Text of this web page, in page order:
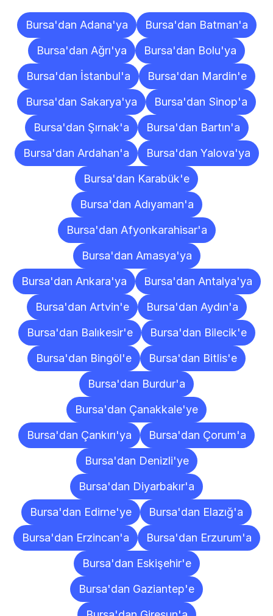
Bursa'dan Adana'ya
Bursa'dan Batman'a
Bursa'dan Ağrı'ya
Bursa'dan Bolu'ya
Bursa'dan İstanbul'a
Bursa'dan Mardin'e
Bursa'dan Sakarya'ya
Bursa'dan Sinop'a
Bursa'dan Şırnak'a
Bursa'dan Bartın'a
Bursa'dan Ardahan'a
Bursa'dan Yalova'ya
Bursa'dan Karabük'e
Bursa'dan Adıyaman'a
Bursa'dan Afyonkarahisar'a
Bursa'dan Amasya'ya
Bursa'dan Ankara'ya
Bursa'dan Antalya'ya
Bursa'dan Artvin'e
Bursa'dan Aydın'a
Bursa'dan Balıkesir'e
Bursa'dan Bilecik'e
Bursa'dan Bingöl'e
Bursa'dan Bitlis'e
Bursa'dan Burdur'a
Bursa'dan Çanakkale'ye
Bursa'dan Çankırı'ya
Bursa'dan Çorum'a
Bursa'dan Denizli'ye
Bursa'dan Diyarbakır'a
Bursa'dan Edirne'ye
Bursa'dan Elazığ'a
Bursa'dan Erzincan'a
Bursa'dan Erzurum'a
Bursa'dan Eskişehir'e
Bursa'dan Gaziantep'e